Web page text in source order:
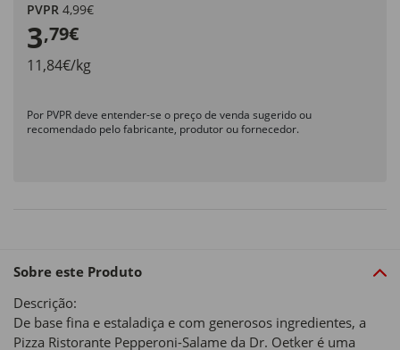
PVPR 4,99€
3,79€
11,84€/kg
Por PVPR deve entender-se o preço de venda sugerido ou
recomendado pelo fabricante, produtor ou fornecedor.
Sobre este Produto
Descrição:
De base fina e estaladiça e com generosos ingredientes, a
Pizza Ristorante Pepperoni-Salame da Dr. Oetker é uma